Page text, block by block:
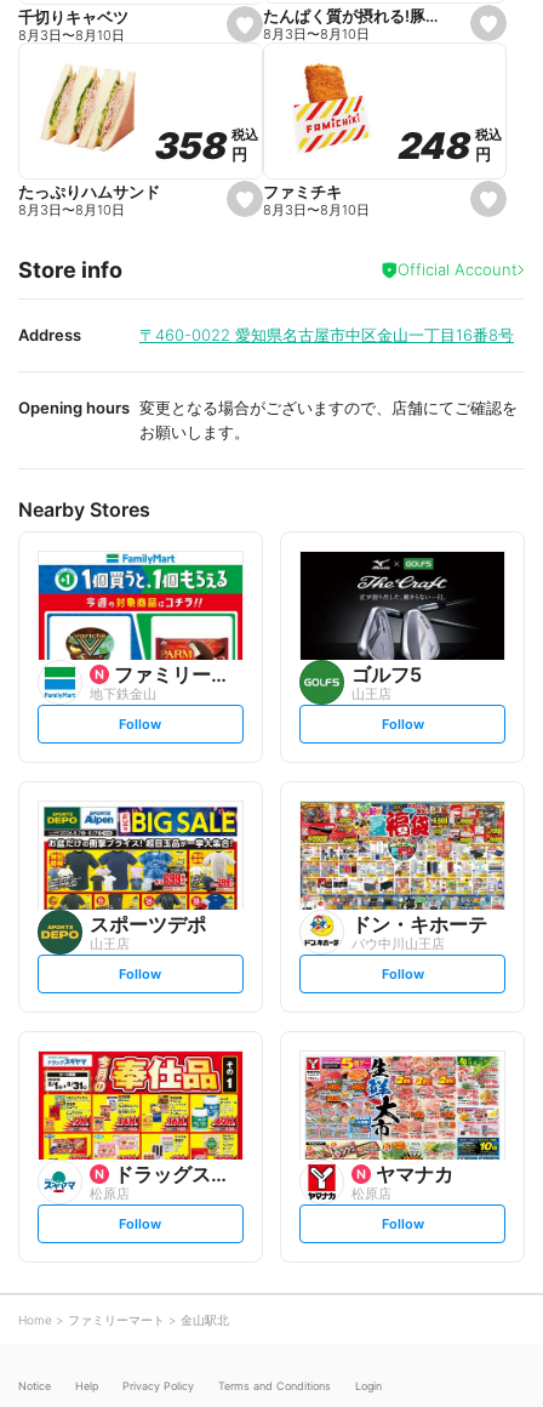
e
e
s
e
o
r
i
e
千切りキャベツ
8月3日〜8月10日
s
e
o
r
i
e
たんぱく質が摂れる!豚しゃぶのパスタサラダ
8月3日〜8月10日
s
e
i
t
358
358税込
税込
円
円
たっぷりハムサンド
8月3日〜8月10日
s
e
a
i
t
248
248 税込
税込
円
円
ファミチキ
8月3日〜8月10日
Store info Official Account
Address 〒460-0022 愛知県名古屋市中区金山一丁目16番8号
Opening hours 変更となる場合がございますので、店舗にてご確認を
お願いします。
Nearby Stores
ファミリーマート
地下鉄金山
s
l
o
w
Follow
ゴルフ5
山王店
s
l
o
w
Follow
スポーツデポ
山王店
s
l
o
w
Follow
ドン・キホーテ
パウ中川山王店
s
l
o
w
Follow
ドラッグスギヤマ
松原店
s
l
o
Follow
ヤマナカ
松原店
s
l
Follow
Home ファミリーマート 金山駅北
Notice Help Privacy Policy Terms and Conditions Login